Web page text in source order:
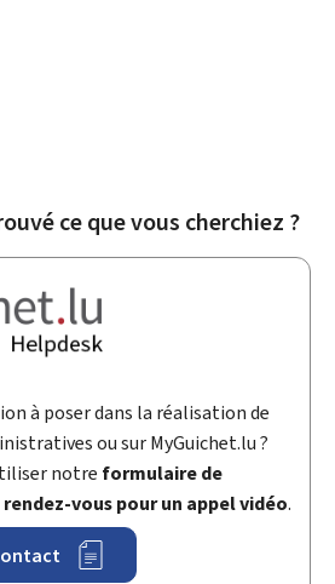
ce que vous cherchiez ?
à poser dans la réalisation de
ou surMyGuichet.lu ?
notre formulaire de
rendez-vous pour un appel vidéo.